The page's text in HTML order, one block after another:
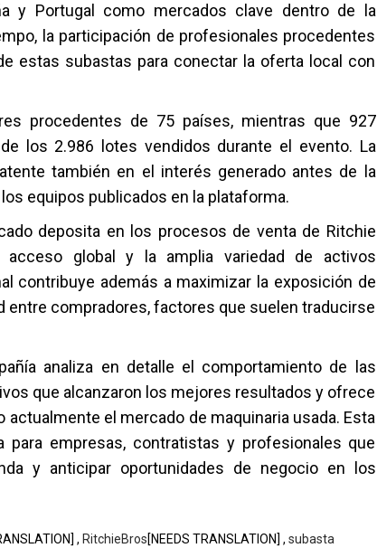
y Portugal como mercados clave dentro de la
la participación de profesionales procedentes
estas subastas para conectar la oferta local con
procedentes de 75 países, mientras que 927
los 2.986 lotes vendidos durante el evento. La
también en el interés generado antes de la
equipos publicados en la plataforma.
deposita en los procesos de venta de Ritchie
acceso global y la amplia variedad de activos
contribuye además a maximizar la exposición de
entre compradores, factores que suelen traducirse
analiza en detalle el comportamiento de las
que alcanzaron los mejores resultados y ofrece
el mercado de maquinaria usada. Esta
empresas, contratistas y profesionales que
y anticipar oportunidades de negocio en los
, RitchieBros[NEEDS TRANSLATION] , subasta